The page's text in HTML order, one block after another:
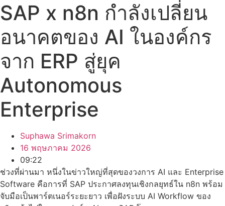
SAP x n8n กำลังเปลี่ยน
อนาคตของ AI ในองค์กร
จาก ERP สู่ยุค
Autonomous
Enterprise
Suphawa Srimakorn
16 พฤษภาคม 2026
09:22
ช่วงที่ผ่านมา หนึ่งในข่าวใหญ่ที่สุดของวงการ AI และ Enterprise
Software คือการที่ SAP ประกาศลงทุนเชิงกลยุทธ์ใน n8n พร้อม
จับมือเป็นพาร์ตเนอร์ระยะยาว เพื่อฝังระบบ AI Workflow ของ